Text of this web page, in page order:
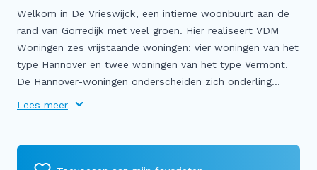
Welkom in De Vrieswijck, een intieme woonbuurt aan de
rand van Gorredijk met veel groen. Hier realiseert VDM
Woningen zes vrijstaande woningen: vier woningen van het
type Hannover en twee woningen van het type Vermont.
De Hannover-woningen onderscheiden zich onderling...
Lees meer